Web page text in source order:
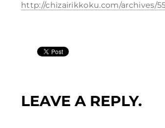
http://chizairikkoku.com/archives/
LEAVE A REPLY.